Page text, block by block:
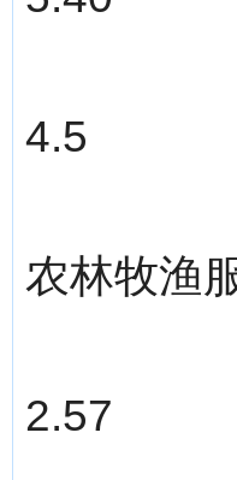
4.5
农林牧渔
2.57